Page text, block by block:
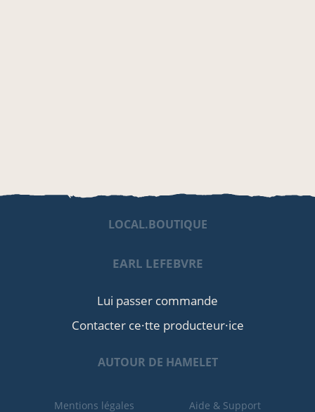
LOCAL.BOUTIQUE
EARL LEFEBVRE
Lui passer commande
Contacter ce·tte producteur·ice
AUTOUR DE HAMELET
Mentions légales Aide & Support